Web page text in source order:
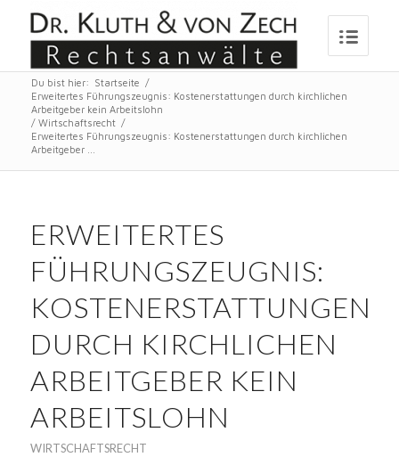
Du bist hier: Startseite
/
Erweitertes Führungszeugnis: Kostenerstattungen durch kirchlichen
Arbeitgeber kein Arbeitslohn
/ Wirtschaftsrecht /
Erweitertes Führungszeugnis: Kostenerstattungen durch kirchlichen
Arbeitgeber ...
ERWEITERTES
FÜHRUNGSZEUGNIS:
KOSTENERSTATTUNGEN
DURCH KIRCHLICHEN
ARBEITGEBER KEIN
ARBEITSLOHN
WIRTSCHAFTSRECHT